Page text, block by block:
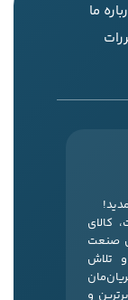
ما
کالای
صنعت
تلاش
و